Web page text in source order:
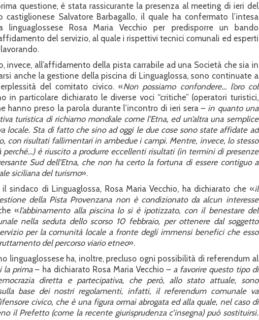
questione, è stata rassicurante la presenza al meeting di ieri del
castiglionese Salvatore Barbagallo, il quale ha confermato l’intesa
linguaglossese Rosa Maria Vecchio per predisporre un bando
del servizio, al quale i rispettivi tecnici comunali ed esperti
invece, all’affidamento della pista carrabile ad una Società che sia in
anche la gestione della piscina di Linguaglossa, sono continuate a
del comitato civico. «Non possiamo confondere… l’oro col
in particolare dichiarato le diverse voci “critiche” (operatori turistici,
hanno preso la parola durante l’incontro di ieri sera – in quanto una
turistica di richiamo mondiale come l’Etna, ed un’altra una semplice
locale. Sta di fatto che sino ad oggi le due cose sono state affidate ad
con risultati fallimentari in ambedue i campi. Mentre, invece, lo stesso
perché…) è riuscito a produrre eccellenti risultati (in termini di presenze
Sud dell’Etna, che non ha certo la fortuna di essere contiguo a
siciliana del turismo».
sindaco di Linguaglossa, Rosa Maria Vecchio, ha dichiarato che «il
della Pista Provenzana non è condizionato da alcun interesse
«l’abbinamento alla piscina lo si è ipotizzato, con il benestare del
nella seduta dello scorso 10 febbraio, per ottenere dal soggetto
per la comunità locale a fronte degli immensi benefici che esso
del percorso viario etneo».
linguaglossese ha, inoltre, precluso ogni possibilità di referendum al
la prima– ha dichiarato Rosa Maria Vecchio – a favorire questo tipo di
diretta e partecipativa, che però, allo stato attuale, sono
base dei nostri regolamenti, infatti, il referendum comunale va
civico, che è una figura ormai abrogata ed alla quale, nel caso di
il Prefetto (come la recente giurisprudenza c’insegna) può sostituirsi.